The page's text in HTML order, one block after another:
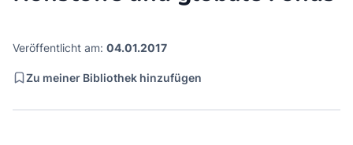
Veröffentlicht am: 04.01.2017
Zu meiner Bibliothek hinzufügen